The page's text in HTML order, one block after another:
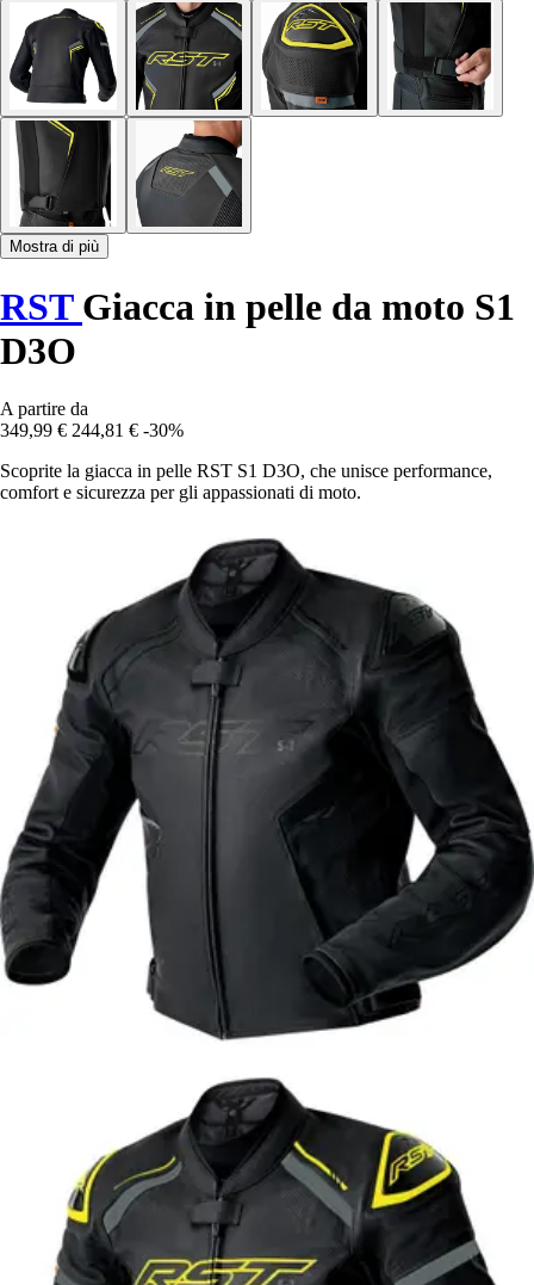
Mostra di più
RST Giacca in pelle da moto S1
D3O
A partire da
349,99 € 244,81 € -30%
Scoprite la giacca in pelle RST S1 D3O, che unisce performance,
comfort e sicurezza per gli appassionati di moto.